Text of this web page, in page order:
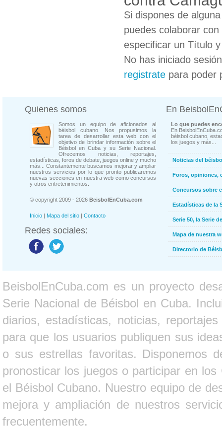
Si dispones de
puedes colaborar
especificar un Título
No has iniciado
registrate para poder
Quienes somos
Somos un equipo de aficionados al
béisbol cubano. Nos propusimos la
tarea de desarrollar esta web con el
objetivo de brindar información sobre el
Béisbol en Cuba y su Serie Nacional.
Ofrecemos noticias, reportajes,
estadísticas, foros de debate, juegos online y mucho
más... Constantemente buscamos mejorar y ampliar
nuestros servicios por lo que pronto publicaremos
nuevas secciones en nuestra web como concursos
y otros entretenimientos.
© copyright 2009 - 2026 BeisbolEnCuba.com
Inicio | Mapa del sitio | Contacto
Redes sociales:
En
Lo que puedes
En
béisbol cubano,
los juegos y más...
Noticias del
Foros, opiniones,
Concursos sobre
Estadísticas de la
Serie 50, la Serie
Mapa de nuestra
Directorio de
BeisbolEnCuba.com es un proyecto
Serie Nacional de Béisbol en Cuba.
diarios, estadísticas, noticias,
para que los usuarios publiquen sus
o sus estrellas favoritas. Disponemos
pronosticar los juegos o participar en
el Béisbol Cubano. Nuestro equipo de
mejora y ampliación de nuestros
frecuentemente.